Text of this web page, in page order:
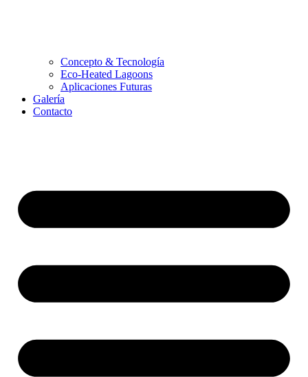
Concepto & Tecnología
Eco-Heated Lagoons
Aplicaciones Futuras
Galería
Contacto